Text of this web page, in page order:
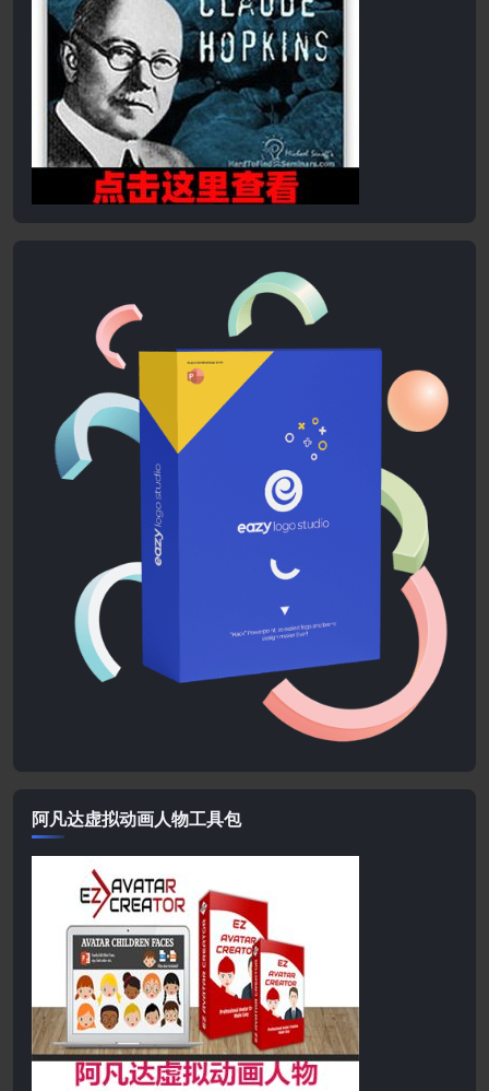
阿凡达虚拟动画人物工具包